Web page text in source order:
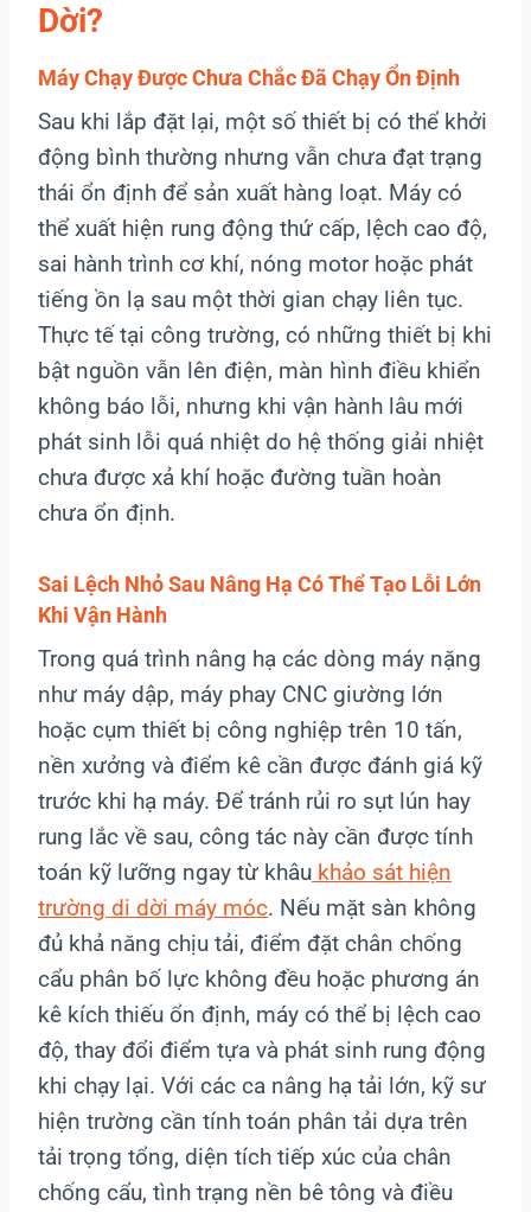
Dời?
Máy Chạy Được Chưa Chắc Đã Chạy Ổn Định
Sau khi lắp đặt lại, một số thiết bị có thể khởi
động bình thường nhưng vẫn chưa đạt trạng
thái ổn định để sản xuất hàng loạt. Máy có
thể xuất hiện rung động thứ cấp, lệch cao độ,
sai hành trình cơ khí, nóng motor hoặc phát
tiếng ồn lạ sau một thời gian chạy liên tục.
Thực tế tại công trường, có những thiết bị khi
bật nguồn vẫn lên điện, màn hình điều khiển
không báo lỗi, nhưng khi vận hành lâu mới
phát sinh lỗi quá nhiệt do hệ thống giải nhiệt
chưa được xả khí hoặc đường tuần hoàn
chưa ổn định.
Sai Lệch Nhỏ Sau Nâng Hạ Có Thể Tạo Lỗi Lớn
Khi Vận Hành
Trong quá trình nâng hạ các dòng máy nặng
như máy dập, máy phay CNC giường lớn
hoặc cụm thiết bị công nghiệp trên 10 tấn,
nền xưởng và điểm kê cần được đánh giá kỹ
trước khi hạ máy. Để tránh rủi ro sụt lún hay
rung lắc về sau, công tác này cần được tính
toán kỹ lưỡng ngay từ khâu khảo sát hiện
trường di dời máy móc. Nếu mặt sàn không
đủ khả năng chịu tải, điểm đặt chân chống
cẩu phân bố lực không đều hoặc phương án
kê kích thiếu ổn định, máy có thể bị lệch cao
độ, thay đổi điểm tựa và phát sinh rung động
khi chạy lại. Với các ca nâng hạ tải lớn, kỹ sư
hiện trường cần tính toán phân tải dựa trên
tải trọng tổng, diện tích tiếp xúc của chân
chống cẩu, tình trạng nền bê tông và điều